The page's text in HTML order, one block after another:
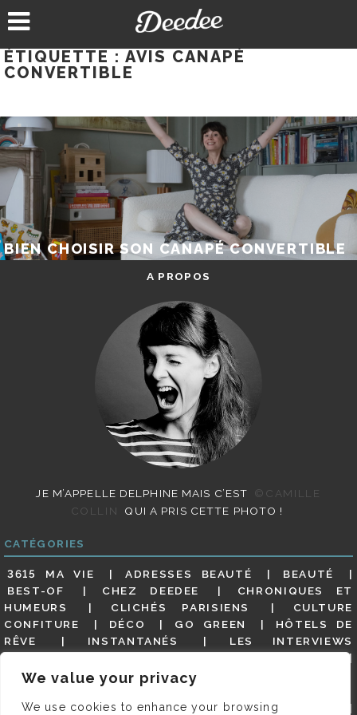
We value your privacy
We use cookies to enhance your browsing
au
ÉTIQUETTE : AVIS CANAPÉ
CONVERTIBLE
BIEN CHOISIR SON CANAPÉ CONVERTIBLE
A PROPOS
JE M’APPELLE DELPHINE MAIS C’EST
©CAMILLE
COLLIN
QUI A PRIS CETTE PHOTO !
CATÉGORIES
3615 MA VIE ADRESSES BEAUTÉ
BEAUTÉ
BEST-OF
CHEZ DEEDEE
CHRONIQUES ET
HUMEURS
CLICHÉS PARISIENS
CULTURE
CONFITURE
DÉCO GO GREEN
HÔTELS DE
RÊVE
INSTANTANÉS
LES INTERVIEWS
MES ADRESSES
MODE NON CLASSÉ
GUIDE
PARIS EN PHOTOS RESTAURANTS